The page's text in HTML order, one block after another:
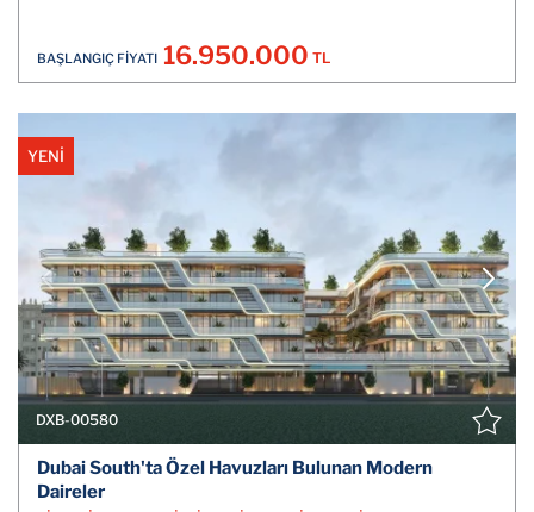
BAŞLANGIÇ FİYATI 16.950.000 TL
YENİ
DXB-00580
Dubai South'ta Özel Havuzları Bulunan Modern
Daireler